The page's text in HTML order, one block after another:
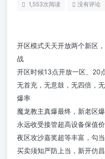
1,553次阅读 没有评论
开区模式天天开放两个新区
战
开区时候13点开放一区、20
无首充，无意鼓，无四倍，
爆率
魔龙教主真爆最终，新老区
永远收受接管超高设备保值
夜区攻沙嘉奖超等丰富，勾
买卖须知严防上当，新开仿